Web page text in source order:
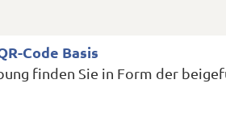
Code Basis
finden Sie in Form der